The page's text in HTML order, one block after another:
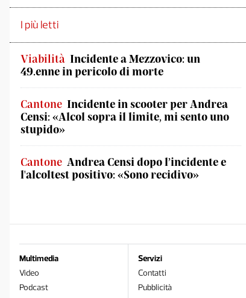
I più letti
Viabilità Incidente a Mezzovico: un
49.enne in pericolo di morte
Cantone Incidente in scooter per Andrea
Censi: «Alcol sopra il limite, mi sento uno
stupido»
Cantone Andrea Censi dopo l’incidente e
l'alcoltest positivo: «Sono recidivo»
Multimedia
Video
Podcast
Servizi
Contatti
Pubblicità